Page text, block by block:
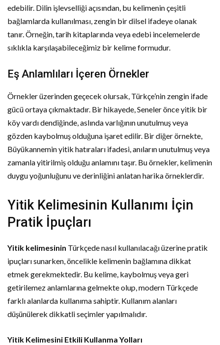
edebilir. Dilin işlevselliği açısından, bu kelimenin çeşitli
bağlamlarda kullanılması, zengin bir dilsel ifadeye olanak
tanır. Örneğin, tarih kitaplarında veya edebi incelemelerde
sıklıkla karşılaşabileceğimiz bir kelime formudur.
Eş Anlamlıları İçeren Örnekler
Örnekler üzerinden geçecek olursak, Türkçe’nin zengin ifade
gücü ortaya çıkmaktadır. Bir hikayede, Seneler önce yitik bir
köy vardı dendiğinde, aslında varlığının unutulmuş veya
gözden kaybolmuş olduğuna işaret edilir. Bir diğer örnekte,
Büyükannemin yitik hatıraları ifadesi, anıların unutulmuş veya
zamanla yitirilmiş olduğu anlamını taşır. Bu örnekler, kelimenin
duygu yoğunluğunu ve derinliğini anlatan harika örneklerdir.
Yitik Kelimesinin Kullanımı İçin
Pratik İpuçları
Yitik kelimesinin Türkçede nasıl kullanılacağı üzerine pratik
ipuçları sunarken, öncelikle kelimenin bağlamına dikkat
etmek gerekmektedir. Bu kelime, kaybolmuş veya geri
getirilemez anlamlarına gelmekte olup, modern Türkçede
farklı alanlarda kullanıma sahiptir. Kullanım alanları
düşünülerek dikkatli seçimler yapılmalıdır.
Yitik Kelimesini Etkili Kullanma Yolları